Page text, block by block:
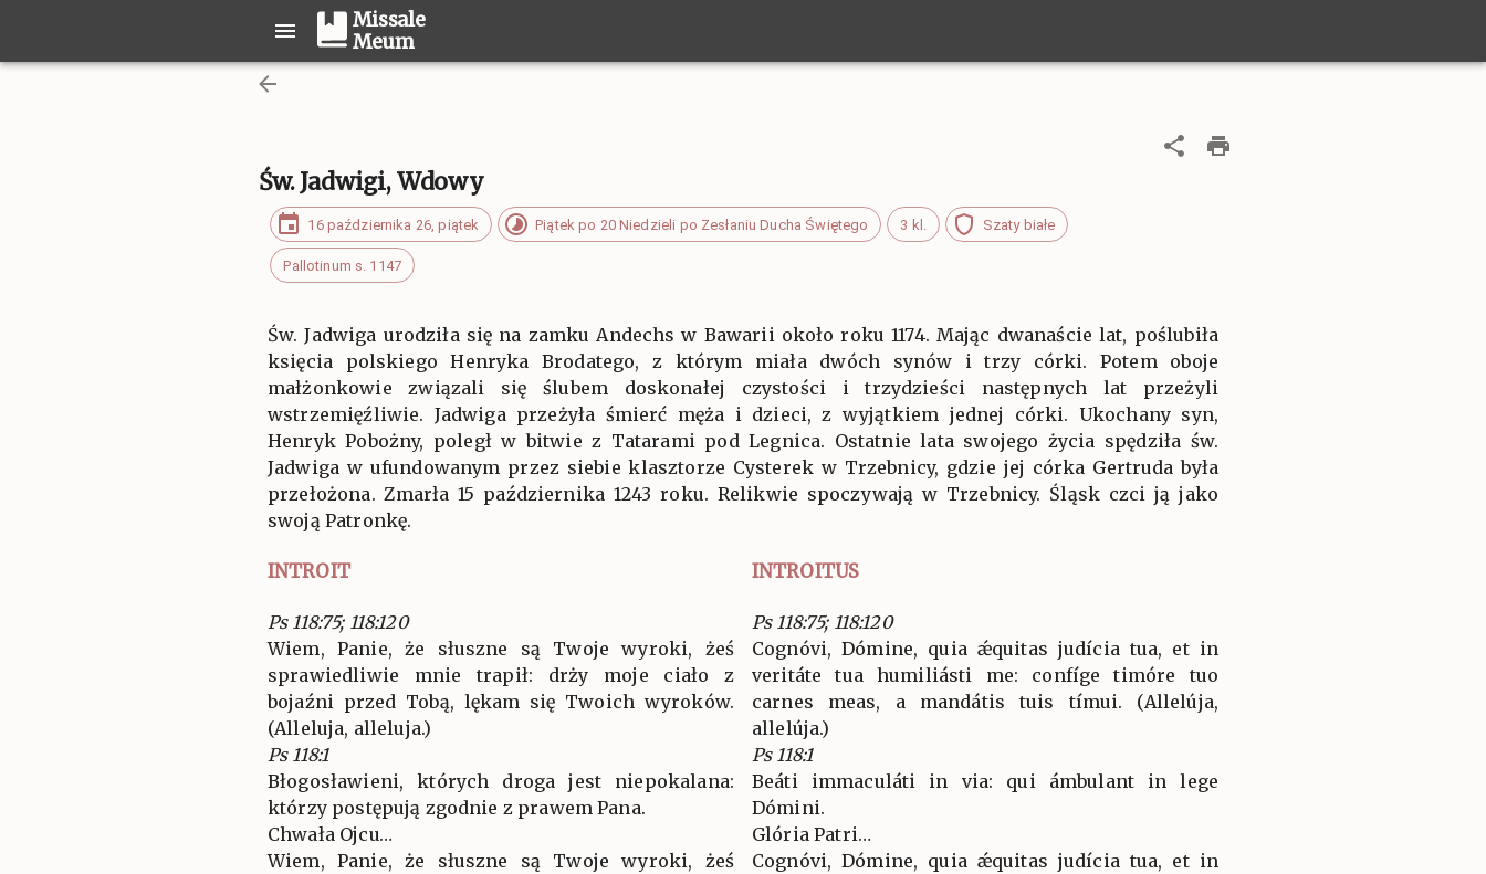
Missale
Meum
Św. Jadwigi, Wdowy
16 października 26, piątek Piątek po 20 Niedzieli po Zesłaniu Ducha Świętego 3 kl. Szaty białe
Pallotinum s. 1147
Św. Jadwiga urodziła się na zamku Andechs w Bawarii około roku 1174. Mając dwanaście lat, poślubiła
księcia polskiego Henryka Brodatego, z którym miała dwóch synów i trzy córki. Potem oboje
małżonkowie związali się ślubem doskonałej czystości i trzydzieści następnych lat przeżyli
wstrzemięźliwie. Jadwiga przeżyła śmierć męża i dzieci, z wyjątkiem jednej córki. Ukochany syn,
Henryk Pobożny, poległ w bitwie z Tatarami pod Legnica. Ostatnie lata swojego życia spędziła św.
Jadwiga w ufundowanym przez siebie klasztorze Cysterek w Trzebnicy, gdzie jej córka Gertruda była
przełożona. Zmarła 15 października 1243 roku. Relikwie spoczywają w Trzebnicy. Śląsk czci ją jako
swoją Patronkę.
INTROIT INTROITUS
Ps 118:75; 118:120
Wiem, Panie, że słuszne są Twoje wyroki, żeś
sprawiedliwie mnie trapił: drży moje ciało z
bojaźni przed Tobą, lękam się Twoich wyroków.
(Alleluja, alleluja.)
Ps 118:1
Błogosławieni, których droga jest niepokalana:
którzy postępują zgodnie z prawem Pana.
Chwała Ojcu…
Wiem, Panie, że słuszne są Twoje wyroki, żeś
Ps 118:75; 118:120
Cognóvi, Dómine, quia ǽquitas judícia tua, et in
veritáte tua humiliásti me: confíge timóre tuo
carnes meas, a mandátis tuis tímui. (Allelúja,
allelúja.)
Ps 118:1
Beáti immaculáti in via: qui ámbulant in lege
Dómini.
Glória Patri…
Cognóvi, Dómine, quia ǽquitas judícia tua, et in